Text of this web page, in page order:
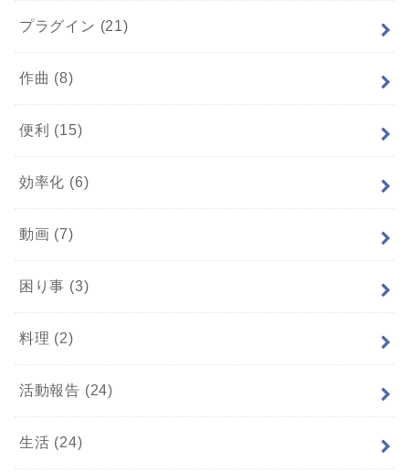
プラグイン (21)
作曲 (8)
便利 (15)
効率化 (6)
動画 (7)
困り事 (3)
料理 (2)
活動報告 (24)
生活 (24)